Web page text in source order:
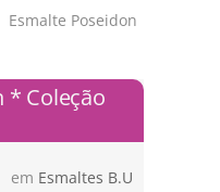
Poseidon
* Coleção
em Esmaltes B.U